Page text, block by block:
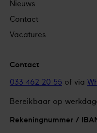
Nieuws
Contact
Vacatures
Contact
033 462 20 55 of via
Bereikbaar op
Rekeningnummer /